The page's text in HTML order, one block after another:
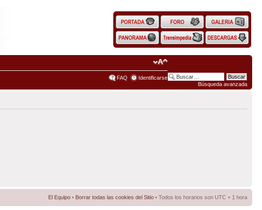
Búsqueda avanzada
FAQ Identificarse
El Equipo • Borrar todas las cookies del Sitio • Todos los horarios son UTC + 1 hora